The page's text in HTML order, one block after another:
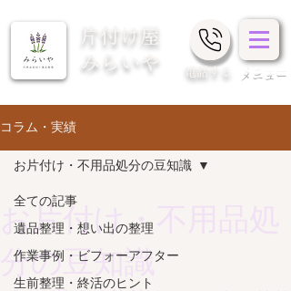
片付け屋
みらいや
​電話する メニュー
コラム・実績
全ての記事
遺品整理・想い出の整理
作業事例・ビフォーアフター
生前整理・終活のヒント
お片付け・不用品処分の豆知識
お片付け・不用品処
分の豆知識